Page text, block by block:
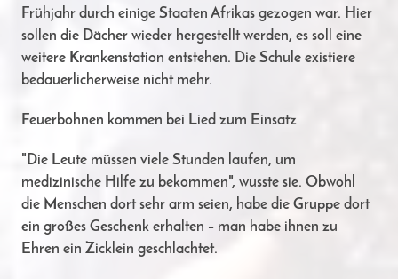
Frühjahr durch einige Staaten Afrikas gezogen war. Hier
sollen die Dächer wieder hergestellt werden, es soll eine
weitere Krankenstation entstehen. Die Schule existiere
bedauerlicherweise nicht mehr.
Feuerbohnen kommen bei Lied zum Einsatz
"Die Leute müssen viele Stunden laufen, um
medizinische Hilfe zu bekommen", wusste sie. Obwohl
die Menschen dort sehr arm seien, habe die Gruppe dort
ein großes Geschenk erhalten – man habe ihnen zu
Ehren ein Zicklein geschlachtet.